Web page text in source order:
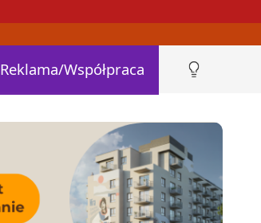
Reklama/Współpraca